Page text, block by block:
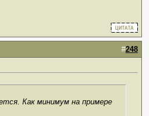
#248
Как минимум на примере